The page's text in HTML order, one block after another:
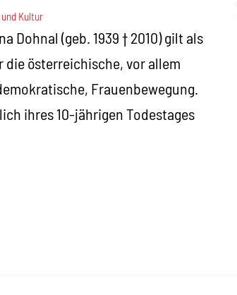
Kultur
Dohnal (geb. 1939 † 2010) gilt als
die österreichische, vor allem
Frauenbewegung.
ihres 10-jährigen Todestages